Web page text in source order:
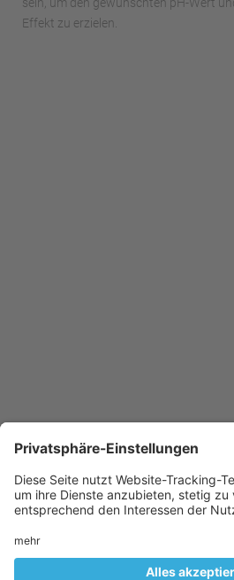
Effekt zu erzielen.
Impressum